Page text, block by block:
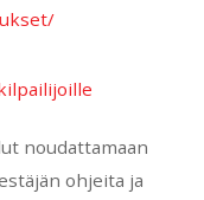
noudattamaan
ohjeita ja